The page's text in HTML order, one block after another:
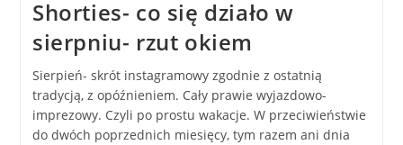
Shorties- co się działo w
sierpniu- rzut okiem
Sierpień- skrót instagramowy zgodnie z ostatnią
tradycją, z opóźnieniem. Cały prawie wyjazdowo-
imprezowy. Czyli po prostu wakacje. W przeciwieństwie
do dwóch poprzednich miesięcy, tym razem ani dnia